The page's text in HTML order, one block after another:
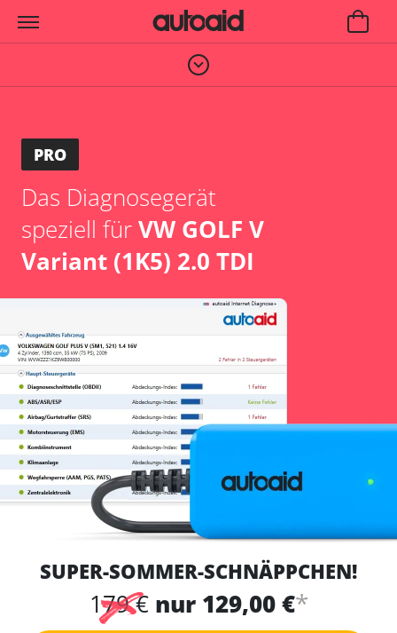
PRO
Das Diagnosegerät
speziell fürVW GOLF V
Variant (1K5) 2.0 TDI
SUPER-SOMMER-SCHNÄPPCHEN!
179 € nur 129,00 €*